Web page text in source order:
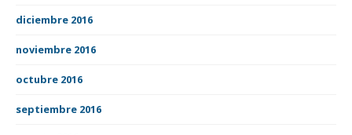
diciembre 2016
noviembre 2016
octubre 2016
septiembre 2016